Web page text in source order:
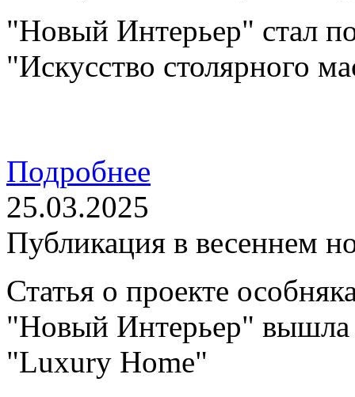
"Новый Интерьер" стал
"Искусство столярного
Подробнее
25.03.2025
Публикация в весеннем
Статья о проекте
"Новый Интерьер" вышла
"Luxury Home"